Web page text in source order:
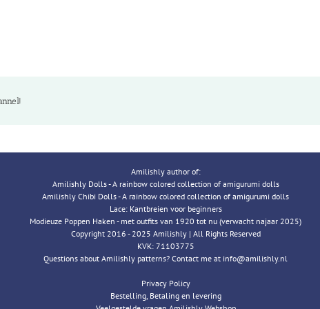
Amilishly author of:
Amilishly Dolls - A rainbow colored collection of amigurumi dolls
Amilishly Chibi Dolls - A rainbow colored collection of amigurumi dolls
Lace: Kantbreien voor beginners
Modieuze Poppen Haken - met outfits van 1920 tot nu (verwacht najaar 2025)
Copyright 2016 - 2025 Amilishly | All Rights Reserved
KVK: 71103775
Questions about Amilishly patterns? Contact me at info@amilishly.nl
Privacy Policy
Bestelling, Betaling en levering